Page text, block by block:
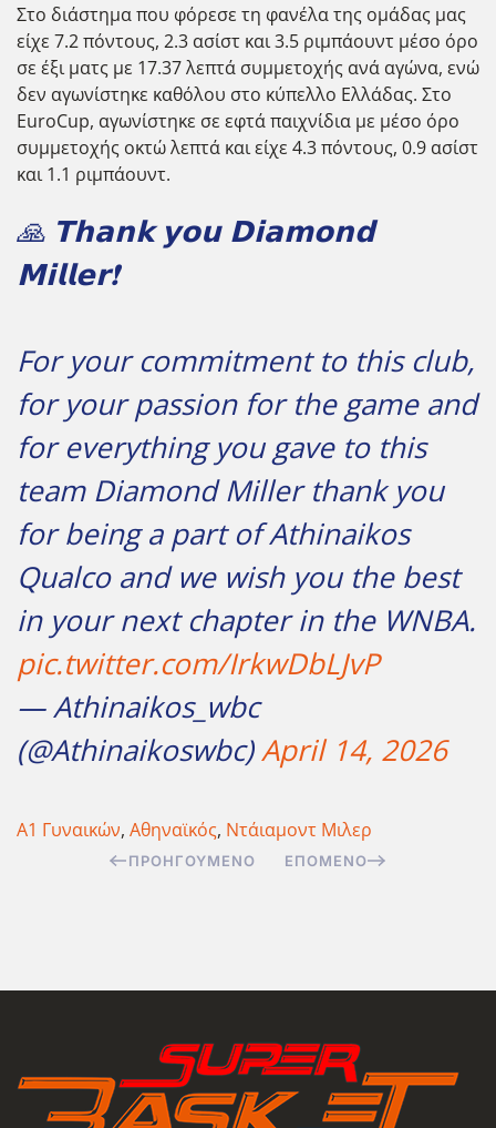
Στο διάστημα που φόρεσε τη φανέλα της ομάδας μας
είχε 7.2 πόντους, 2.3 ασίστ και 3.5 ριμπάουντ μέσο όρο
σε έξι ματς με 17.37 λεπτά συμμετοχής ανά αγώνα, ενώ
δεν αγωνίστηκε καθόλου στο κύπελλο Ελλάδας. Στο
EuroCup, αγωνίστηκε σε εφτά παιχνίδια με μέσο όρο
συμμετοχής οκτώ λεπτά και είχε 4.3 πόντους, 0.9 ασίστ
και 1.1 ριμπάουντ.
🙏 𝗧𝗵𝗮𝗻𝗸 𝘆𝗼𝘂 𝗗𝗶𝗮𝗺𝗼𝗻𝗱
𝗠𝗶𝗹𝗹𝗲𝗿❗
For your commitment to this club,
for your passion for the game and
for everything you gave to this
team Diamond Miller thank you
for being a part of Athinaikos
Qualco and we wish you the best
in your next chapter in the WNBA.
pic.twitter.com/IrkwDbLJvP
— Athinaikos_wbc
(@Athinaikoswbc)April 14, 2026
Α1 Γυναικών, Αθηναϊκός, Ντάιαμοντ Μιλερ
ΠΡΟΗΓΟΎΜΕΝΟ ΕΠΌΜΕΝΟ